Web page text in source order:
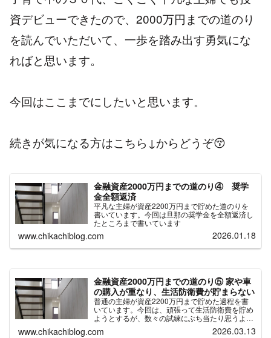
資デビューできたので、2000万円までの道のり
を読んでいただいて、一歩を踏み出す勇気にな
ればと思います。
今回はここまでにしたいと思います。
続きが気になる方はこちら↓からどうぞ😚
金融資産2000万円までの道のり④ 奨学
金全額返済
平凡な主婦が資産2200万円まで貯めた道のりを
書いています。今回は旦那の奨学金を全額返済し
たところまで書いています
www.chikachiblog.com 2026.01.18
金融資産2000万円までの道のり⑤ 家や車
の購入が重なり、生活防衛費が貯まらない
普通の主婦が資産2200万円まで貯めた過程を書
いています。今回は、頑張って生活防衛費を貯め
ようとするが、数々の試練にぶち当たり思うよう
に貯められなかった時代について書いています。
www.chikachiblog.com 2026.03.13